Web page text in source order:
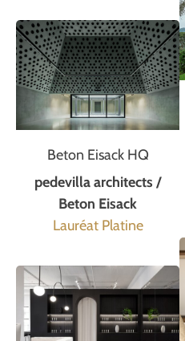
Beton Eisack HQ
pedevilla architects /
Beton Eisack
Lauréat Platine